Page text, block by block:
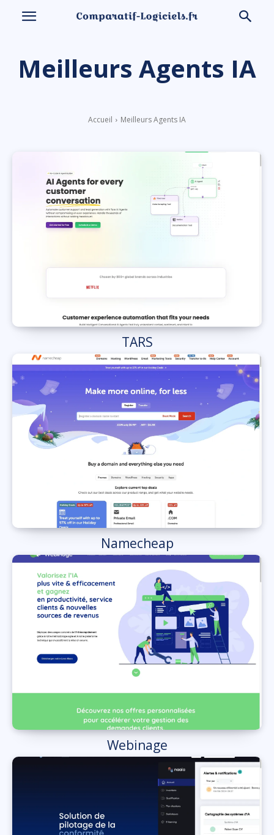
Meilleurs Agents IA
Accueil Meilleurs Agents IA
TARS
Namecheap
Webinage